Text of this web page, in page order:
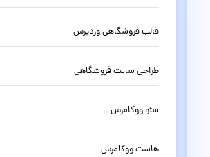
قالب فروشگاهی وردپرس
طراحی سایت فروشگاهی
سئو ووکامرس
هاست ووکامرس